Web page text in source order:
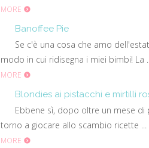
MORE
Banoffee Pie
Se c'è una cosa che amo
modo in cui ridisegna i miei bimbi! La
MORE
Blondies ai pistacchi e mirtilli
Ebbene sì, dopo oltre un mese di
torno a giocare allo scambio ricette ...
MORE